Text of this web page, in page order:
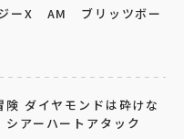
ジーX AM ブリッツボー
険 ダイヤモンドは砕けな
アーハートアタック